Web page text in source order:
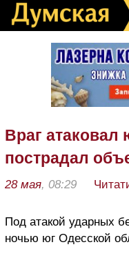
Враг атаковал
пострадал
28 мая, 08:29
Под атакой ударных
ночью юг Одесской